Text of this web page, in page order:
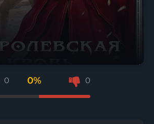
0 0% 0